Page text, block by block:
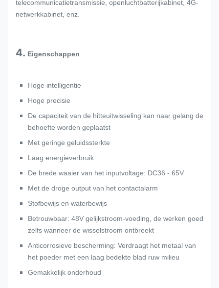
telecommunicatietransmissie, openluchtbatterijkabinet, 4G-
netwerkkabinet, enz.
4. Eigenschappen
Hoge intelligentie
Hoge precisie
De capaciteit van de hitteuitwisseling kan naar gelang de
behoefte worden geplaatst
Met geringe geluidssterkte
Laag energieverbruik
De brede waaier van het inputvoltage: DC36 - 65V
Met de droge output van het contactalarm
Stofbewijs en waterbewijs
Betrouwbaar: 48V gelijkstroom-voeding, de werken goed
zelfs wanneer de wisselstroom ontbreekt
Anticorrosieve bescherming: Verdraagt het metaal van
het poeder met een laag bedekte blad ruw milieu
Gemakkelijk onderhoud